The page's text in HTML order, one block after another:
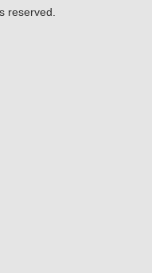
reserved.